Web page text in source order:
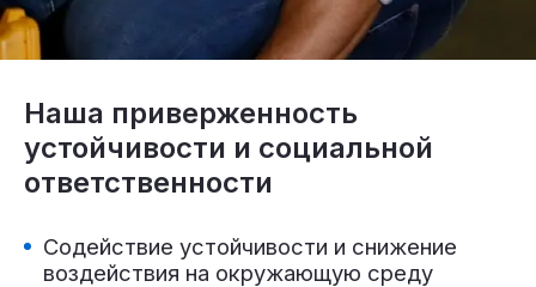
Наша приверженность
устойчивости и социальной
ответственности
Содействие устойчивости и снижение
воздействия на окружающую среду